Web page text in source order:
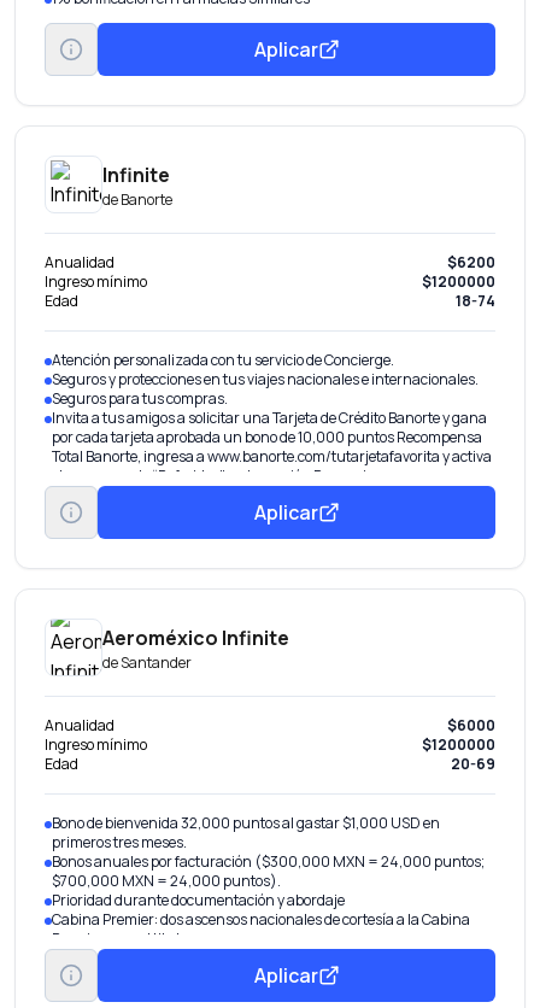
Aplicar
Infinite
deBanorte
Anualidad
$6200
Ingreso mínimo
$1200000
Edad
18-74
Atención personalizada con tu servicio de Concierge.
Seguros y protecciones en tus viajes nacionales e internacionales.
Seguros para tus compras.
Invita a tus amigos a solicitar una Tarjeta de Crédito Banorte y gana
por cada tarjeta aprobada un bono de 10,000 puntos Recompensa
Total Banorte, ingresa a www.banorte.com/tutarjetafavorita y activa
el programa de “Referidos” en la sección Promociones.
Aplicar
Aeroméxico Infinite
deSantander
Anualidad
$6000
Ingreso mínimo
$1200000
Edad
20-69
Bono de bienvenida 32,000 puntos al gastar $1,000 USD en
primeros tres meses.
Bonos anuales por facturación ($300,000 MXN = 24,000 puntos;
$700,000 MXN = 24,000 puntos).
Prioridad durante documentación y abordaje
Cabina Premier: dos ascensos nacionales de cortesía a la Cabina
Premier para el titular.
Accesos ilimitados al Salón Premier: accesos al año para titular y 2
acompañantes.
Maleta adicional: hasta una pieza adicional de equipaje por evento
Aplicar